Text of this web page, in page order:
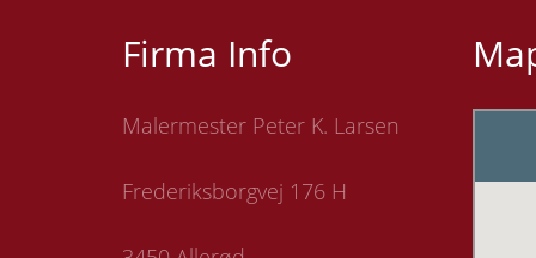
Firma Info
Malermester Peter K. Larsen
Frederiksborgvej 176 H